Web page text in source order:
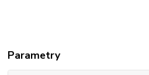
Parametry